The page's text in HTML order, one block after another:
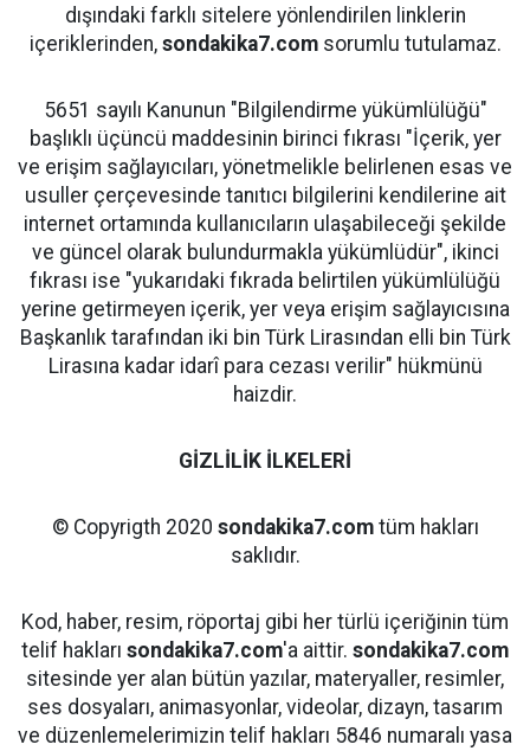
dışındaki farklı sitelere yönlendirilen linklerin
içeriklerinden, sondakika7.comsorumlu tutulamaz.
5651 sayılı Kanunun "Bilgilendirme yükümlülüğü"
başlıklı üçüncü maddesinin birinci fıkrası "İçerik, yer
ve erişim sağlayıcıları, yönetmelikle belirlenen esas ve
usuller çerçevesinde tanıtıcı bilgilerini kendilerine ait
internet ortamında kullanıcıların ulaşabileceği şekilde
ve güncel olarak bulundurmakla yükümlüdür", ikinci
fıkrası ise "yukarıdaki fıkrada belirtilen yükümlülüğü
yerine getirmeyen içerik, yer veya erişim sağlayıcısına
Başkanlık tarafından iki bin Türk Lirasından elli bin Türk
Lirasına kadar idarî para cezası verilir" hükmünü
haizdir.
GİZLİLİK İLKELERİ
© Copyrigth 2020 sondakika7.comtüm hakları
saklıdır.
Kod, haber, resim, röportaj gibi her türlü içeriğinin tüm
telif hakları sondakika7.com'a aittir. sondakika7.com
sitesinde yer alan bütün yazılar, materyaller, resimler,
ses dosyaları, animasyonlar, videolar, dizayn, tasarım
ve düzenlemelerimizin telif hakları 5846 numaralı yasa